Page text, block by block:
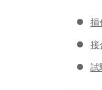
損
接
試